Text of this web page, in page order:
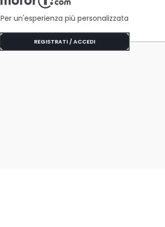
Da Sapere
Per un'esperienza più personalizzata
REGISTRATI / ACCEDI